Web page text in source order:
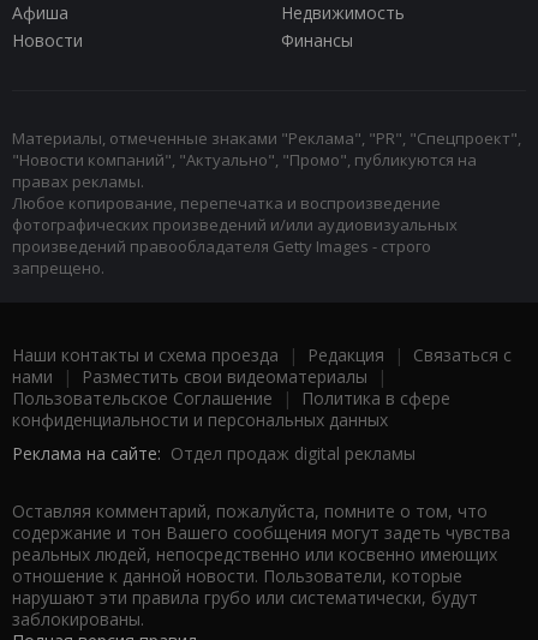
Афиша
Недвижимость
Новости
Финансы
Материалы, отмеченные знаками "Реклама", "PR", "Спецпроект",
"Новости компаний", "Актуально", "Промо", публикуются на
правах рекламы.
Любое копирование, перепечатка и воспроизведение
фотографических произведений и/или аудиовизуальных
произведений правообладателя Getty Images - строго
запрещено.
Наши контакты и схема проезда | Редакция | Связаться с
нами | Разместить свои видеоматериалы |
Пользовательское Соглашение |
Политика в сфере
конфиденциальности и персональных данных
Реклама на сайте: Отдел продаж digital рекламы
Оставляя комментарий, пожалуйста, помните о том, что
содержание и тон Вашего сообщения могут задеть чувства
реальных людей, непосредственно или косвенно имеющих
отношение к данной новости. Пользователи, которые
нарушают эти правила грубо или систематически, будут
заблокированы.